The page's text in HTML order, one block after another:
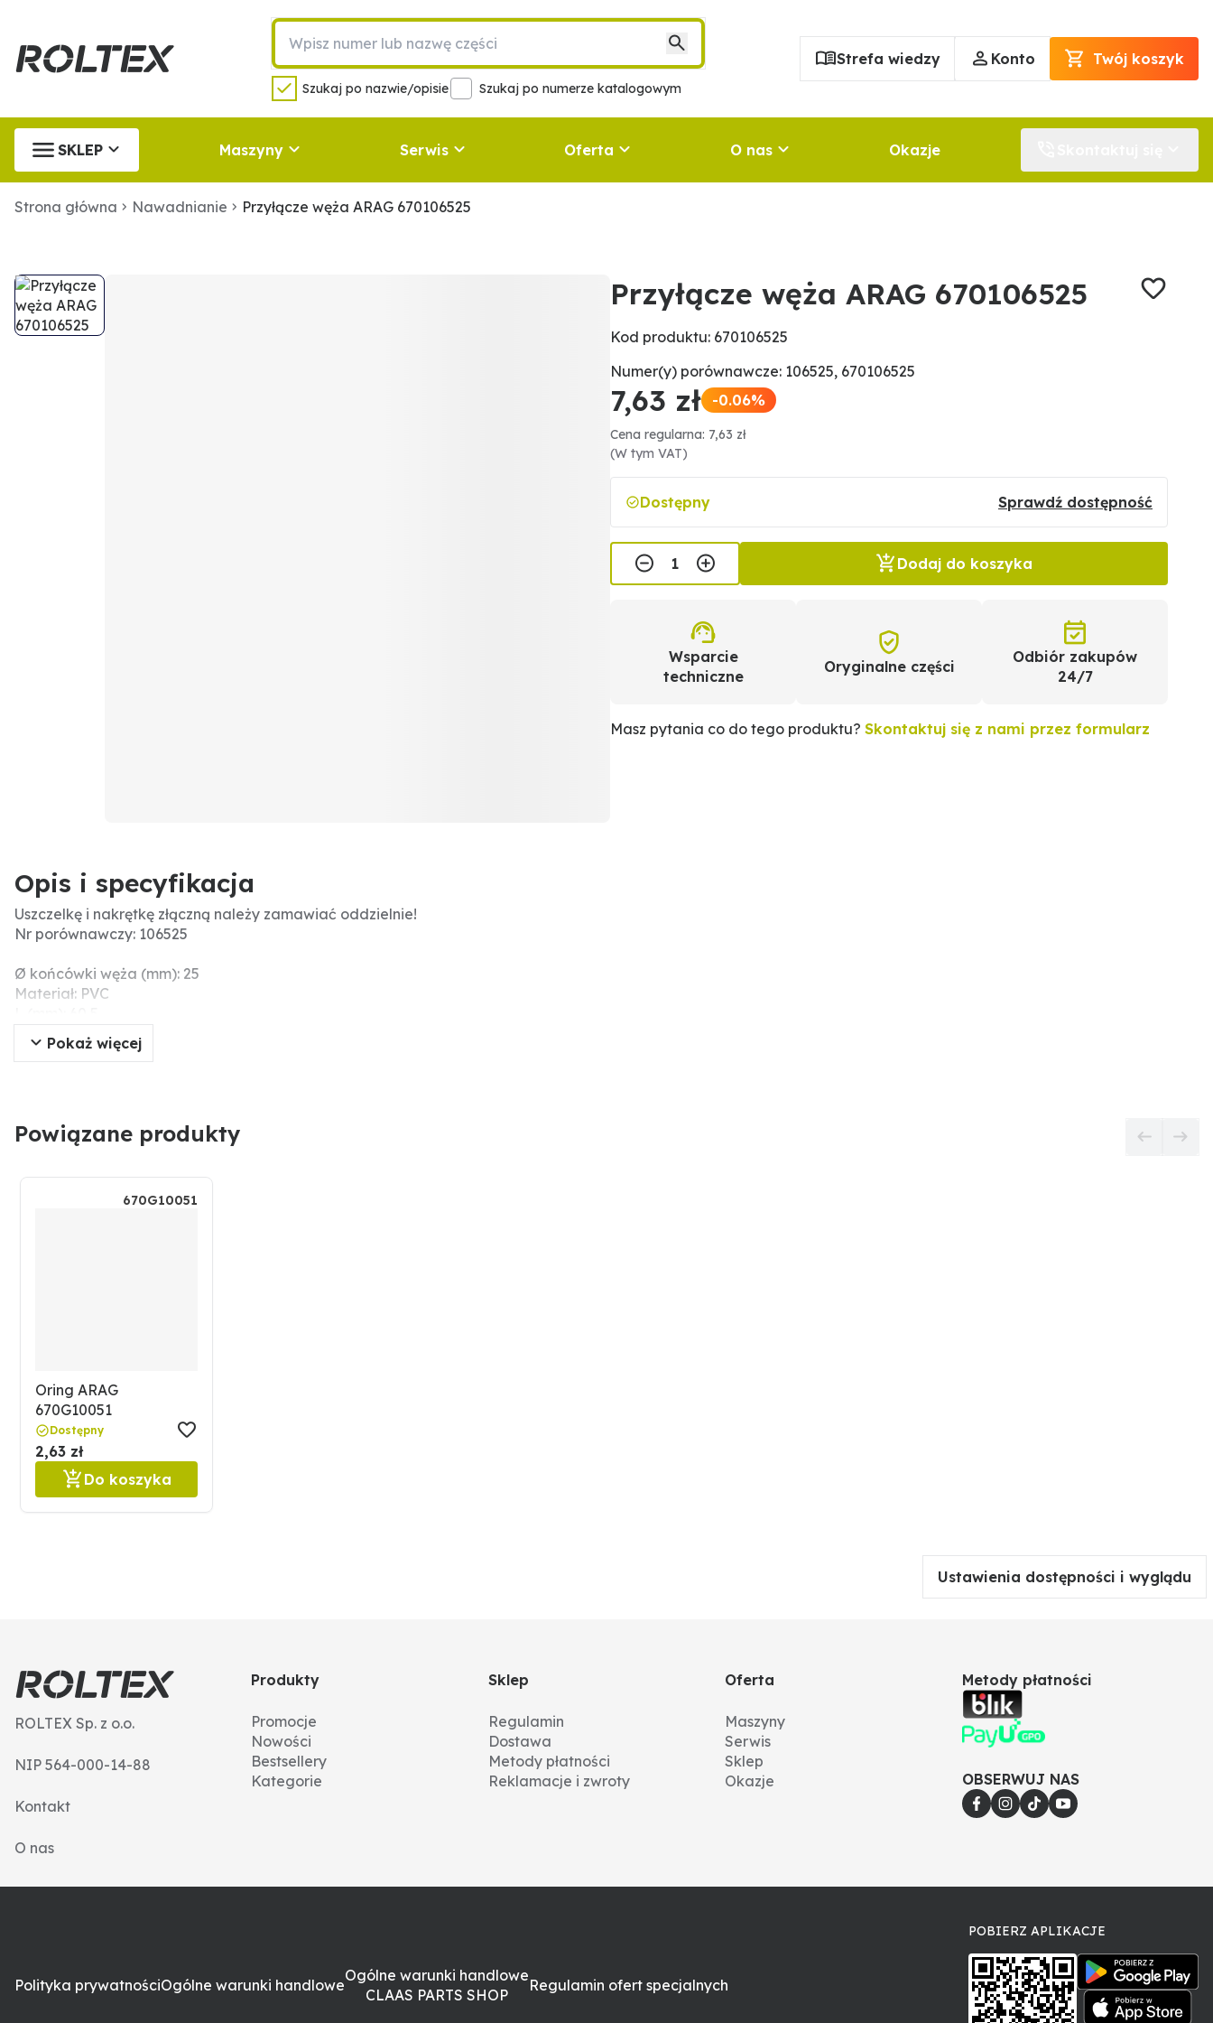
Szukaj po nazwie/opisie Szukaj po numerze katalogowym
Strefa wiedzy Konto Twój koszyk
SKLEP Maszyny Serwis Oferta O nas Okazje
Strona główna Nawadnianie Przyłącze węża ARAG 670106525
Przyłącze węża ARAG 670106525
Kod produktu: 670106525
Numer(y) porównawcze: 106525, 670106525
7,63 zł -0.06%
Cena regularna: 7,63 zł
(W tym VAT)
Dostępny Sprawdź dostępność
Dodaj do koszyka
Wsparcie
techniczne
Oryginalne części
Odbiór zakupów
24/7
Masz pytania co do tego produktu? Skontaktuj się z nami przez formularz
Opis i specyfikacja
Uszczelkę i nakrętkę złączną należy zamawiać oddzielnie!
Nr porównawczy: 106525
Ø końcówki węża (mm): 25
Materiał: PVC
F (cale): 1 1/4"
D (mm): 25
Pokaż więcej
Powiązane produkty
670G10051
Oring ARAG
670G10051
Dostępny
2,63 zł
Do koszyka
Ustawienia dostępności i wyglądu
ROLTEX Sp. z o.o.
NIP 564-000-14-88
Kontakt
O nas
Produkty
Promocje
Nowości
Bestsellery
Kategorie
Sklep
Regulamin
Dostawa
Metody płatności
Reklamacje i zwroty
Oferta
Maszyny
Serwis
Sklep
Okazje
Metody płatności
OBSERWUJ NAS
Polityka prywatnościOgólne warunki handlowe
Ogólne warunki handlowe
CLAAS PARTS SHOP
Regulamin ofert specjalnych
POBIERZ APLIKACJE